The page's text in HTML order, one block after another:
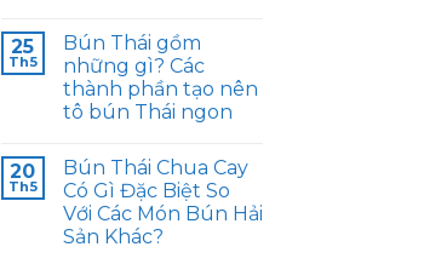
25
Th5
Bún Thái gồm
những gì? Các
thành phần tạo nên
tô bún Thái ngon
20
Th5
Bún Thái Chua Cay
Có Gì Đặc Biệt So
Với Các Món Bún Hải
Sản Khác?